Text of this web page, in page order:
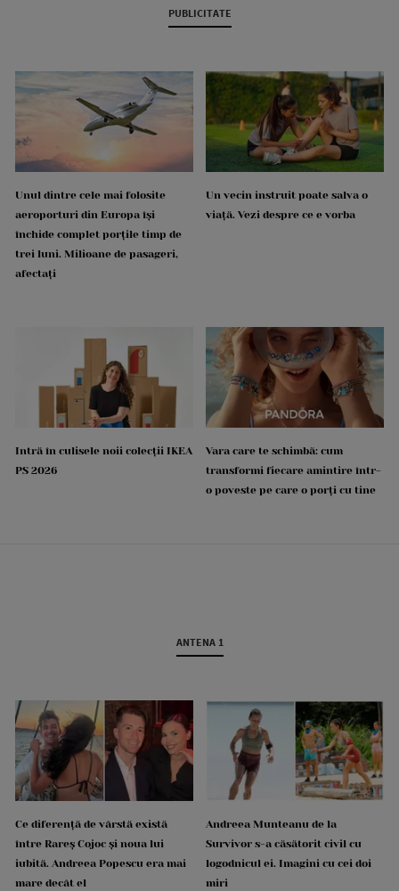
PUBLICITATE
Unul dintre cele mai folosite
aeroporturi din Europa își
închide complet porțile timp de
trei luni. Milioane de pasageri,
afectați
Un vecin instruit poate salva o
viață. Vezi despre ce e vorba
Intră în culisele noii colecții IKEA
PS 2026
Vara care te schimbă: cum
transformi fiecare amintire într-
o poveste pe care o porți cu tine
ANTENA 1
Ce diferență de vârstă există
între Rareș Cojoc și noua lui
iubită. Andreea Popescu era mai
mare decât el
Andreea Munteanu de la
Survivor s-a căsătorit civil cu
logodnicul ei. Imagini cu cei doi
miri